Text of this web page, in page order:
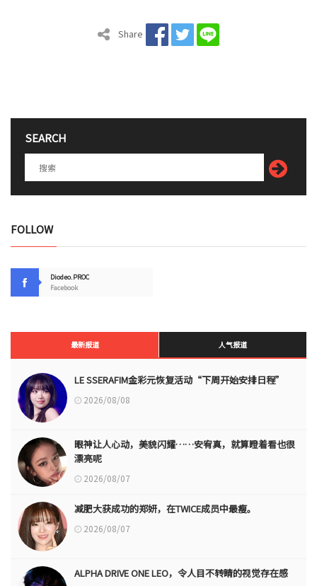
Share
SEARCH
FOLLOW
Diodeo.PROC
Facebook
最新报道 人气报道
LE SSERAFIM金彩元恢复活动“下周开始安排日程”
2026/08/08
眼神让人心动，美貌闪耀……安宥真，就算瞪着看也很
漂亮呢
2026/08/07
减肥大获成功的郑妍，在TWICE成员中最瘦。
2026/08/07
ALPHA DRIVE ONE LEO，令人目不转睛的视觉存在感